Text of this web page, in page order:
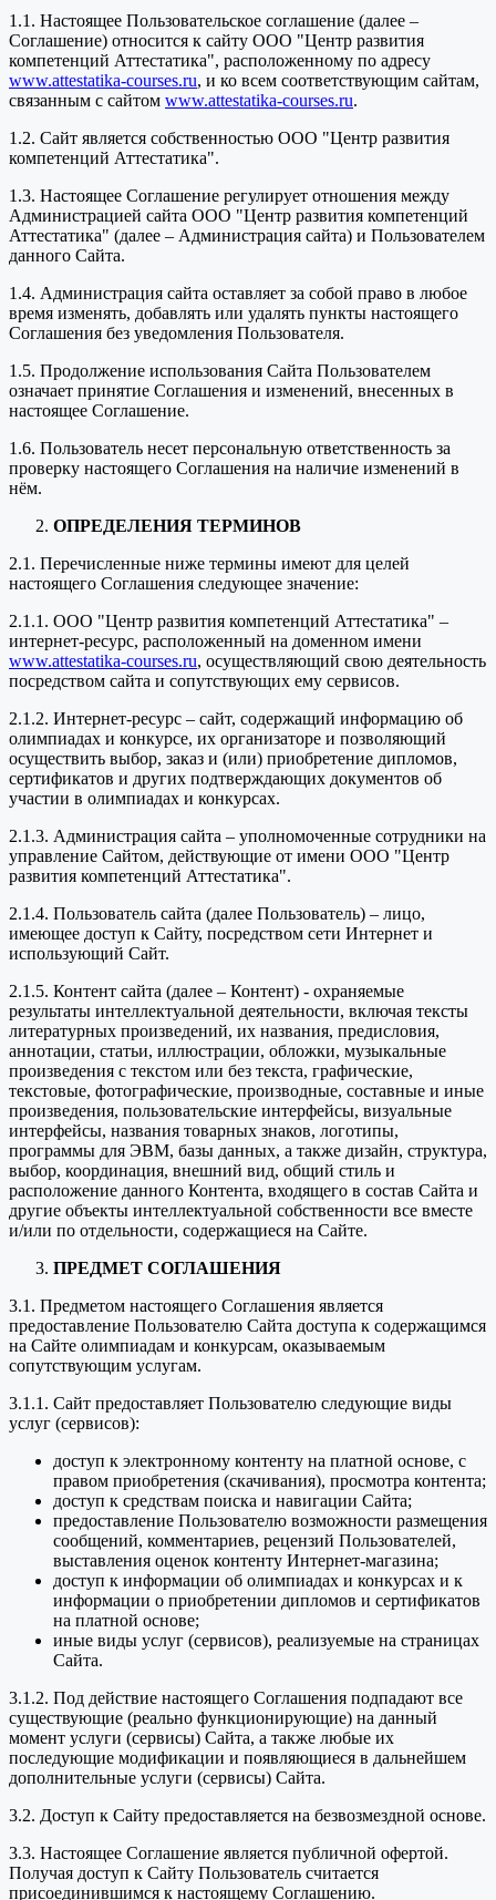
1.1. Настоящее Пользовательское соглашение (далее –
Соглашение) относится к сайту ООО "Центр развития
компетенций Аттестатика", расположенному по адресу
www.attestatika-courses.ru, и ко всем соответствующим сайтам,
связанным с сайтом www.attestatika-courses.ru.
1.2. Сайт является собственностью ООО "Центр развития
компетенций Аттестатика".
1.3. Настоящее Соглашение регулирует отношения между
Администрацией сайта ООО "Центр развития компетенций
Аттестатика" (далее – Администрация сайта) и Пользователем
данного Сайта.
1.4. Администрация сайта оставляет за собой право в любое
время изменять, добавлять или удалять пункты настоящего
Соглашения без уведомления Пользователя.
1.5. Продолжение использования Сайта Пользователем
означает принятие Соглашения и изменений, внесенных в
настоящее Соглашение.
1.6. Пользователь несет персональную ответственность за
проверку настоящего Соглашения на наличие изменений в
нём.
ОПРЕДЕЛЕНИЯ ТЕРМИНОВ
2.1. Перечисленные ниже термины имеют для целей
настоящего Соглашения следующее значение:
2.1.1. ООО "Центр развития компетенций Аттестатика" –
интернет-ресурс, расположенный на доменном имени
www.attestatika-courses.ru, осуществляющий свою деятельность
посредством сайта и сопутствующих ему сервисов.
2.1.2. Интернет-ресурс – сайт, содержащий информацию об
олимпиадах и конкурсе, их организаторе и позволяющий
осуществить выбор, заказ и (или) приобретение дипломов,
сертификатов и других подтверждающих документов об
участии в олимпиадах и конкурсах.
2.1.3. Администрация сайта – уполномоченные сотрудники на
управление Сайтом, действующие от имени ООО "Центр
развития компетенций Аттестатика".
2.1.4. Пользователь сайта (далее Пользователь) – лицо,
имеющее доступ к Сайту, посредством сети Интернет и
использующий Сайт.
2.1.5. Контент сайта (далее – Контент) - охраняемые
результаты интеллектуальной деятельности, включая тексты
литературных произведений, их названия, предисловия,
аннотации, статьи, иллюстрации, обложки, музыкальные
произведения с текстом или без текста, графические,
текстовые, фотографические, производные, составные и иные
произведения, пользовательские интерфейсы, визуальные
интерфейсы, названия товарных знаков, логотипы,
программы для ЭВМ, базы данных, а также дизайн, структура,
выбор, координация, внешний вид, общий стиль и
расположение данного Контента, входящего в состав Сайта и
другие объекты интеллектуальной собственности все вместе
и/или по отдельности, содержащиеся на Сайте.
ПРЕДМЕТ СОГЛАШЕНИЯ
3.1. Предметом настоящего Соглашения является
предоставление Пользователю Сайта доступа к содержащимся
на Сайте олимпиадам и конкурсам, оказываемым
сопутствующим услугам.
3.1.1. Сайт предоставляет Пользователю следующие виды
услуг (сервисов):
доступ к электронному контенту на платной основе, с
правом приобретения (скачивания), просмотра контента;
доступ к средствам поиска и навигации Сайта;
предоставление Пользователю возможности размещения
сообщений, комментариев, рецензий Пользователей,
выставления оценок контенту Интернет-магазина;
доступ к информации об олимпиадах и конкурсах и к
информации о приобретении дипломов и сертификатов
на платной основе;
иные виды услуг (сервисов), реализуемые на страницах
Сайта.
3.1.2. Под действие настоящего Соглашения подпадают все
существующие (реально функционирующие) на данный
момент услуги (сервисы) Сайта, а также любые их
последующие модификации и появляющиеся в дальнейшем
дополнительные услуги (сервисы) Сайта.
3.2. Доступ к Сайту предоставляется на безвозмездной основе.
3.3. Настоящее Соглашение является публичной офертой.
Получая доступ к Сайту Пользователь считается
присоединившимся к настоящему Соглашению.